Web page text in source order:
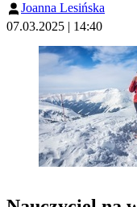
Joanna Lesińska
07.03.2025 | 14:40